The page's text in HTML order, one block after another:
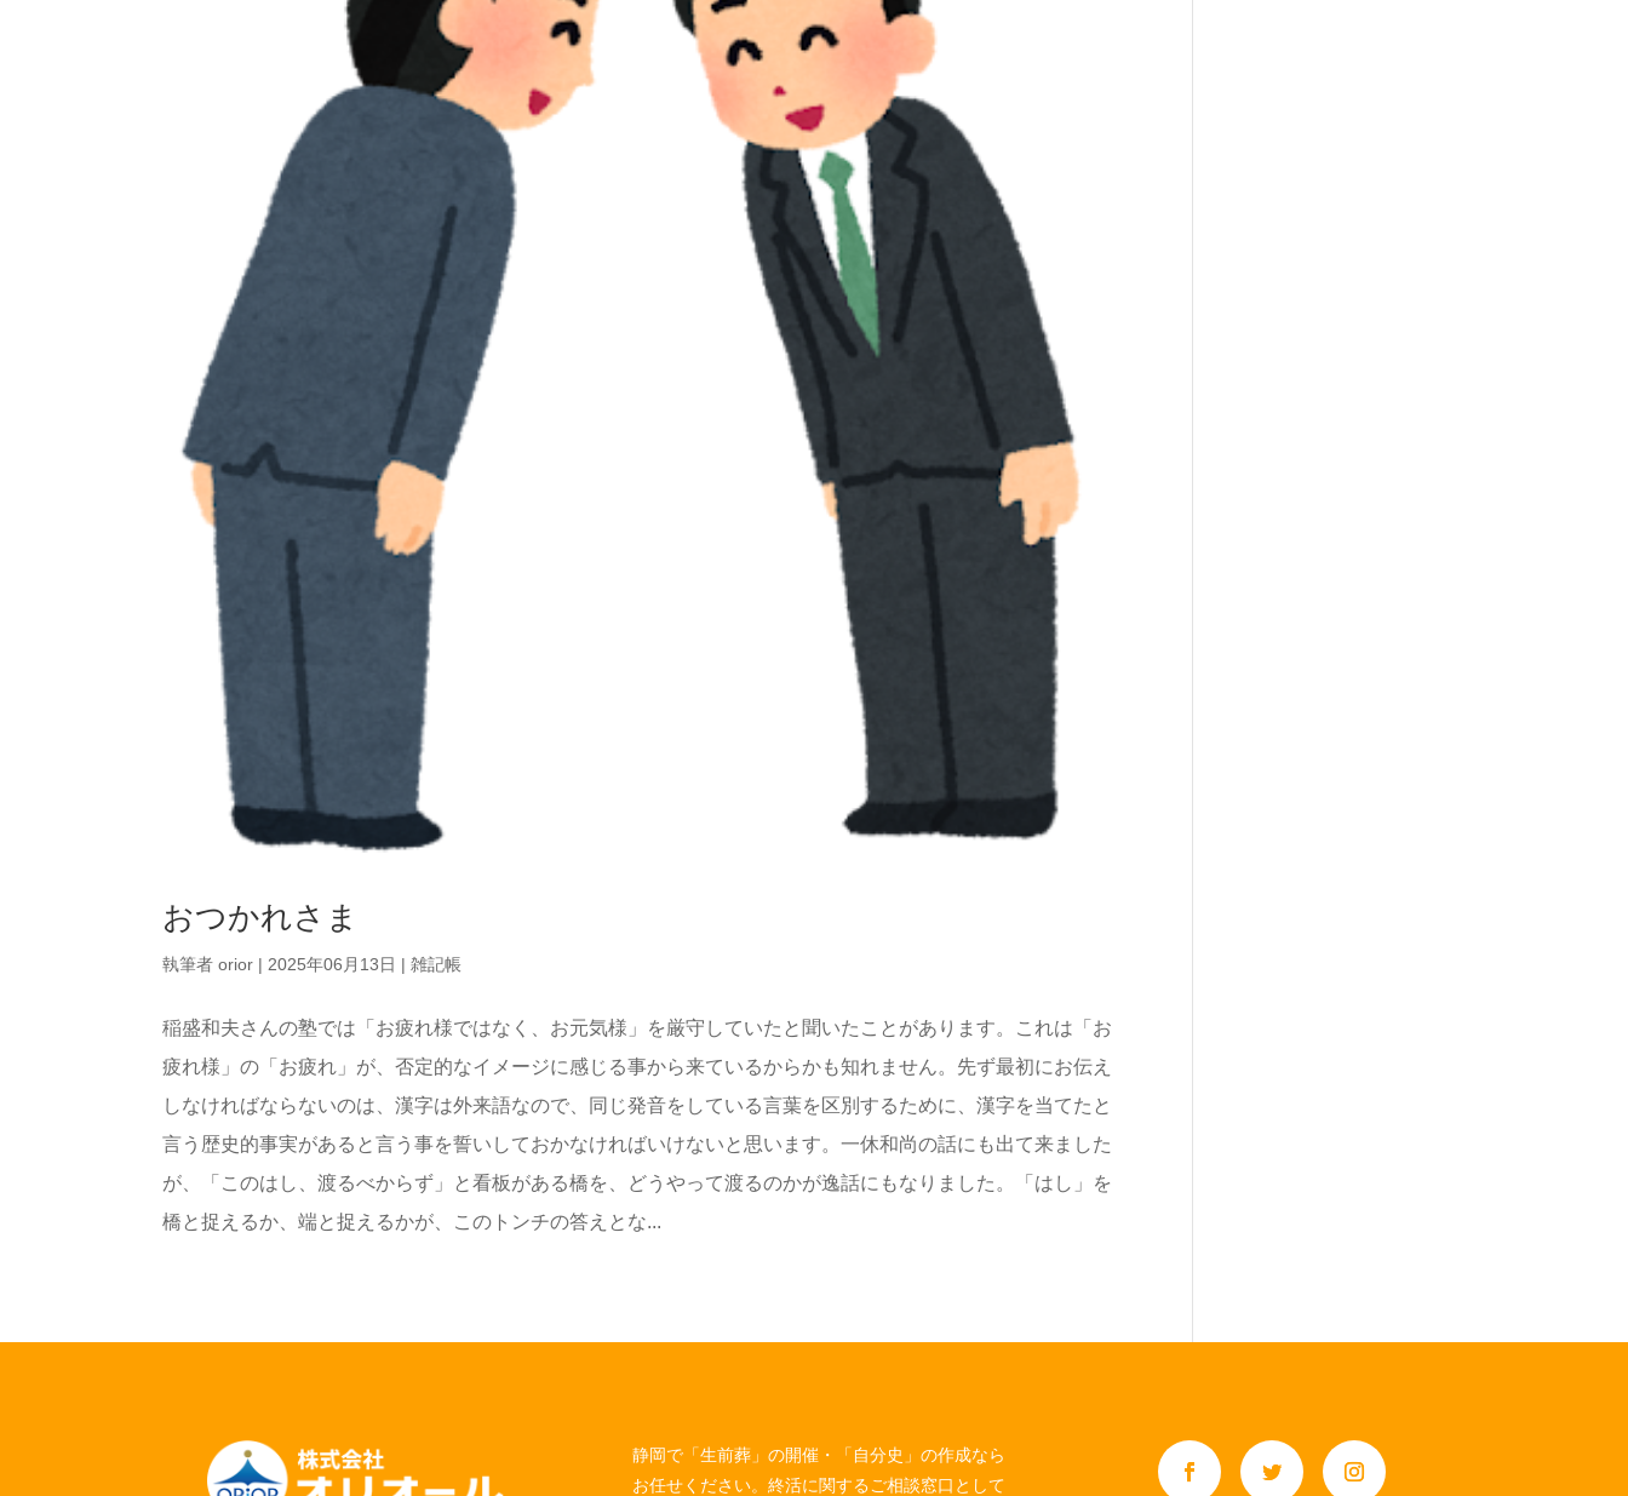
おつかれさま
執筆者orior |2025年06月13日 |雑記帳
稲盛和夫さんの塾では「お疲れ様ではなく、お元気様」を厳守していたと聞いたことがあります。これは「お
疲れ様」の「お疲れ」が、否定的なイメージに感じる事から来ているからかも知れません。先ず最初にお伝え
しなければならないのは、漢字は外来語なので、同じ発音をしている言葉を区別するために、漢字を当てたと
言う歴史的事実があると言う事を誓いしておかなければいけないと思います。一休和尚の話にも出て来ました
が、「このはし、渡るべからず」と看板がある橋を、どうやって渡るのかが逸話にもなりました。「はし」を
橋と捉えるか、端と捉えるかが、このトンチの答えとな...
静岡で「生前葬」の開催・「自分史」の作成なら
お任せください。終活に関するご相談窓口として